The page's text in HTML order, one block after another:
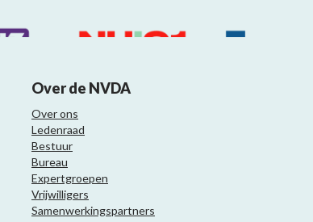
Over de NVDA
Over ons
Ledenraad
Bestuur
Bureau
Expertgroepen
Vrijwilligers
Samenwerkingspartners